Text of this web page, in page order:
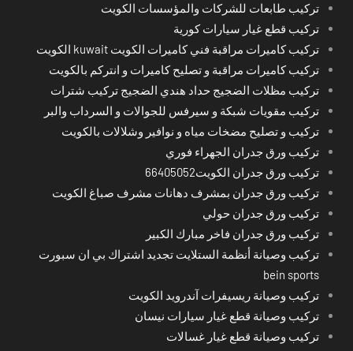
تركيب طابعات للشركات والمؤسسات الكويت
تركيب قطع غيار سيارات كورية
تركيب كاميرات مراقبة فني كاميرات الكويت kuwait الكويت
تركيب كاميرات مراقبة و تصليح كاميرات و انتركم بالكويت
تركيب مظلات الضجيج حداد هندي الضجيج تركيب شترات
تركيب مقويات شبكة و سيرفس للجوالات و السرداب والبر
تركيب و تصليح مضخات مياه و نوافير وشلالات بالكويت
تركيب ورق جدران الجهراء فوري
تركيب ورق جدران الكويت66405052
تركيب ورق جدران بمشرف دهانات مشرف صباغ الكويت
تركيب ورق جدران حولي
تركيب ورق جدران فاخر مبارك الكبير
تركيب وصيانة أنظمة الستلايت تجديد اشتراك بي ان سبورت
bein sports
تركيب وصيانة ريسيفرات آندرويد الكويت
تركيب وصيانة قطع غيار سيارات نيسان
تركيب وصيانة قطع غيار غسالات